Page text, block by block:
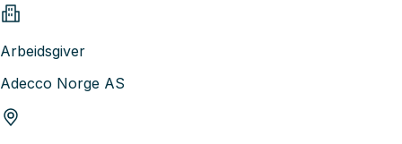
Arbeidsgiver
Adecco Norge AS